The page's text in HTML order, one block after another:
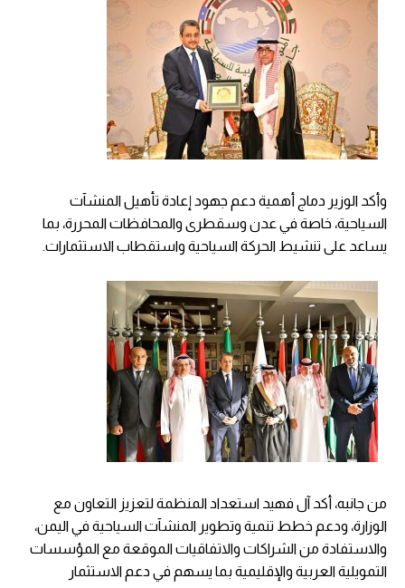
وأكد الوزير دماج أهمية دعم جهود إعادة تأهيل المنشآت
السياحية، خاصة في عدن وسقطرى والمحافظات المحررة، بما
يساعد على تنشيط الحركة السياحية واستقطاب الاستثمارات.
من جانبه، أكد آل فهيد استعداد المنظمة لتعزيز التعاون مع
الوزارة، ودعم خطط تنمية وتطوير المنشآت السياحية في اليمن،
والاستفادة من الشراكات والاتفاقيات الموقعة مع المؤسسات
التمويلية العربية والإقليمية بما يسهم في دعم الاستثمار